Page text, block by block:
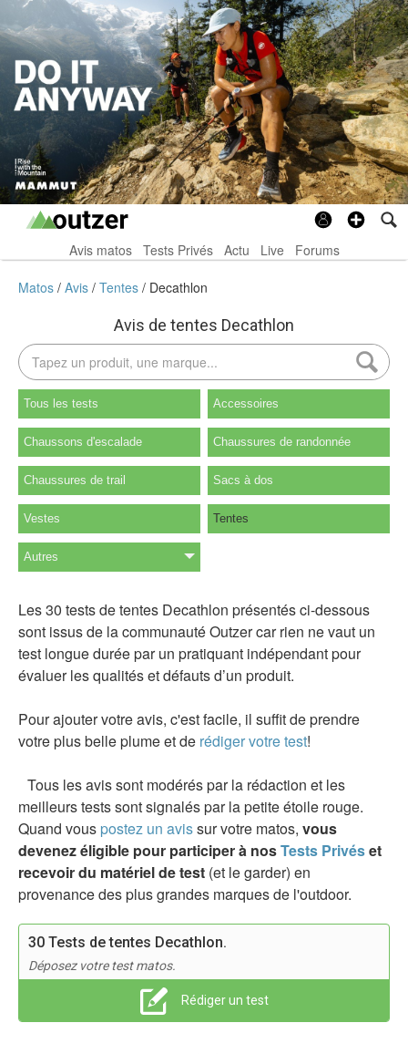
Avis matos Tests Privés Actu Live Forums
Matos Avis Tentes Decathlon
Avis de tentes Decathlon
Tous les tests Accessoires
Chaussons d'escalade Chaussures de randonnée
Chaussures de trail Sacs à dos
Vestes Tentes
Autres
Les 30 tests de tentes Decathlon présentés ci-dessous
sont issus de la communauté Outzer car rien ne vaut un
test longue durée par un pratiquant indépendant pour
évaluer les qualités et défauts d’un produit.
Pour ajouter votre avis, c'est facile, il suffit de prendre
votre plus belle plume et de rédiger votre test!
Tous les avis sont modérés par la rédaction et les
meilleurs tests sont signalés par la petite étoile rouge.
Quand vous postez un avissur votre matos, vous
devenez éligible pour participer à nosTests Privéset
recevoir du matériel de test (et le garder) en
provenance des plus grandes marques de l'outdoor.
30 Tests de tentes Decathlon.
Déposez votre test matos.
Rédiger un test